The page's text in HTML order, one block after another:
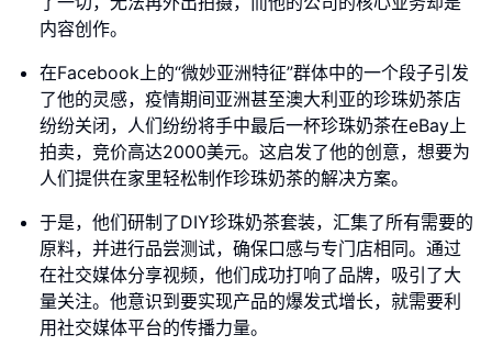
内容创作。
在Facebook上的“微妙亚洲特征”群体中的一个段子引发
了他的灵感，疫情期间亚洲甚至澳大利亚的珍珠奶茶店
纷纷关闭，人们纷纷将手中最后一杯珍珠奶茶在eBay上
拍卖，竞价高达2000美元。这启发了他的创意，想要为
人们提供在家里轻松制作珍珠奶茶的解决方案。
于是，他们研制了DIY珍珠奶茶套装，汇集了所有需要的
原料，并进行品尝测试，确保口感与专门店相同。通过
在社交媒体分享视频，他们成功打响了品牌，吸引了大
量关注。他意识到要实现产品的爆发式增长，就需要利
用社交媒体平台的传播力量。